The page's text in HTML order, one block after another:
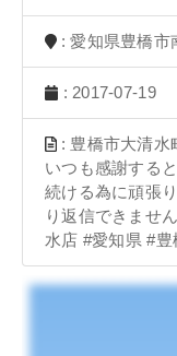
: 愛知県豊橋市
: 2017-07-19
: 豊橋市大清水
いつも感謝する
続ける為に頑張
り返信できませ
水店 #愛知県 #豊